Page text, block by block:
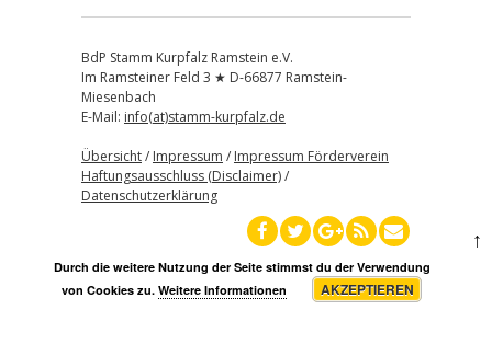
BdP Stamm Kurpfalz Ramstein e.V.
Im Ramsteiner Feld 3 ★ D-66877 Ramstein-
Miesenbach
E-Mail: info(at)stamm-kurpfalz.de
Übersicht/ Impressum / Impressum Förderverein
Haftungsausschluss (Disclaimer)/
Datenschutzerklärung
↑
Durch die weitere Nutzung der Seite stimmst du der Verwendung
von Cookies zu.Weitere Informationen AKZEPTIEREN